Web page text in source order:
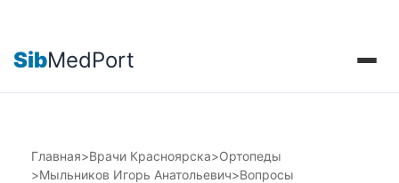
SibMedPort
Главная>Врачи Красноярска>Ортопеды
>Мыльников Игорь Анатольевич>Вопросы